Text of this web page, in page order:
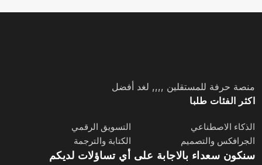
منصة حرفة للمستقلين ,,,, لغد أفضل
اكثر الفئات طلبا
الذكاء الاصطناعي
التسويق الرقمي
الجرافكس والتصميم
الكتابة والترجمة
سنكون سعداء بالاجابة على أي تساؤلات لديكم